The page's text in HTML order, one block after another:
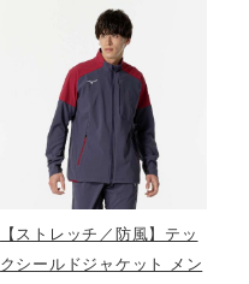
【ストレッチ／防風】テッ
クシールドジャケット メン